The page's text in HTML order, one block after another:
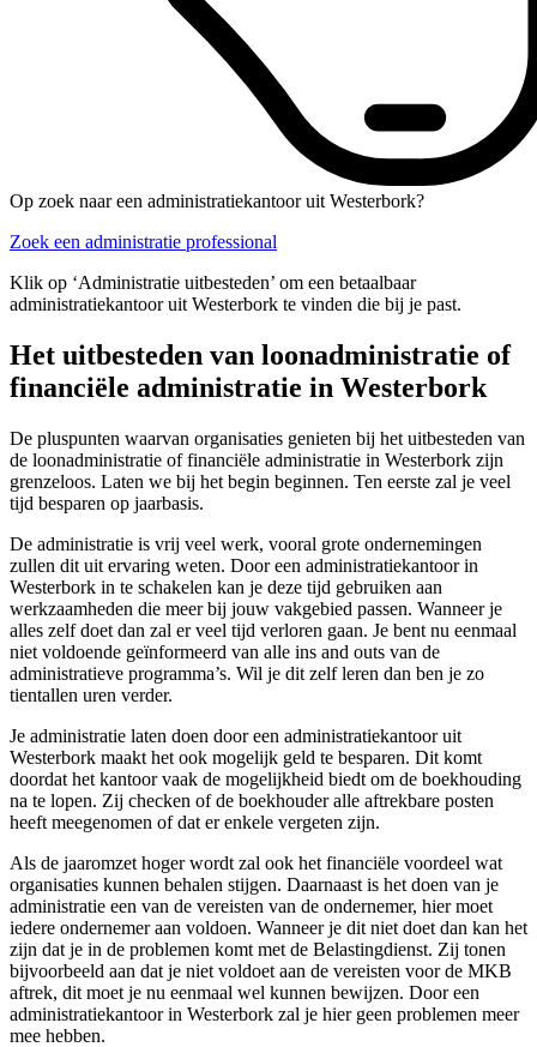
Op zoek naar een administratiekantoor uit Westerbork?
Zoek een administratie professional
Klik op ‘Administratie uitbesteden’ om een betaalbaar
administratiekantoor uit Westerbork te vinden die bij je past.
Het uitbesteden van loonadministratie of
financiële administratie in Westerbork
De pluspunten waarvan organisaties genieten bij het uitbesteden van
de loonadministratie of financiële administratie in Westerbork zijn
grenzeloos. Laten we bij het begin beginnen. Ten eerste zal je veel
tijd besparen op jaarbasis.
De administratie is vrij veel werk, vooral grote ondernemingen
zullen dit uit ervaring weten. Door een administratiekantoor in
Westerbork in te schakelen kan je deze tijd gebruiken aan
werkzaamheden die meer bij jouw vakgebied passen. Wanneer je
alles zelf doet dan zal er veel tijd verloren gaan. Je bent nu eenmaal
niet voldoende geïnformeerd van alle ins and outs van de
administratieve programma’s. Wil je dit zelf leren dan ben je zo
tientallen uren verder.
Je administratie laten doen door een administratiekantoor uit
Westerbork maakt het ook mogelijk geld te besparen. Dit komt
doordat het kantoor vaak de mogelijkheid biedt om de boekhouding
na te lopen. Zij checken of de boekhouder alle aftrekbare posten
heeft meegenomen of dat er enkele vergeten zijn.
Als de jaaromzet hoger wordt zal ook het financiële voordeel wat
organisaties kunnen behalen stijgen. Daarnaast is het doen van je
administratie een van de vereisten van de ondernemer, hier moet
iedere ondernemer aan voldoen. Wanneer je dit niet doet dan kan het
zijn dat je in de problemen komt met de Belastingdienst. Zij tonen
bijvoorbeeld aan dat je niet voldoet aan de vereisten voor de MKB
aftrek, dit moet je nu eenmaal wel kunnen bewijzen. Door een
administratiekantoor in Westerbork zal je hier geen problemen meer
mee hebben.